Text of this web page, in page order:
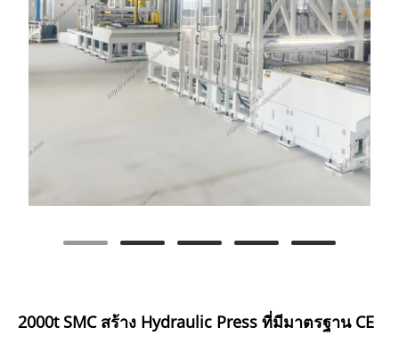
2000t SMC สร้าง Hydraulic Press ที่มีมาตรฐาน CE